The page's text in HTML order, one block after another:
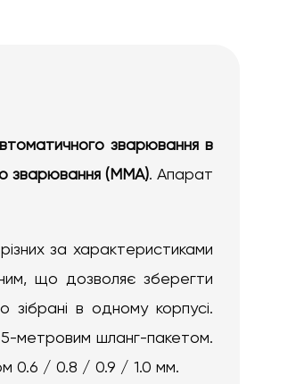
зварювання в
зварювання (MMA). Апарат
за характеристиками
що дозволяє зберегти
зібрані в одному корпусі.
5-метровим шланг-пакетом.
0.6 / 0.8 / 0.9 / 1.0 мм.